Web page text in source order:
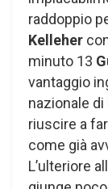
raddoppio
Kelleher
minuto 13
vantaggio
nazionale di
riuscire a
come già
L’ulteriore